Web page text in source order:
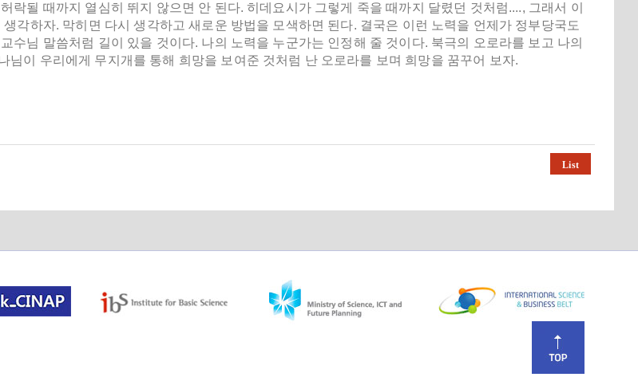
락될 때까지 열심히 뛰지 않으면 안 된다. 히데요시가 그렇게 죽을 때까지 달렸던 것처럼...., 그래서 이
생각하자. 막히면 다시 생각하고 새로운 방법을 모색하면 된다. 결국은 이런 노력을 언제가 정부당국도
수님 말씀처럼 길이 있을 것이다. 나의 노력을 누군가는 인정해 줄 것이다. 북극의 오로라를 보고 나의
님이 우리에게 무지개를 통해 희망을 보여준 것처럼 난 오로라를 보며 희망을 꿈꾸어 보자.
List